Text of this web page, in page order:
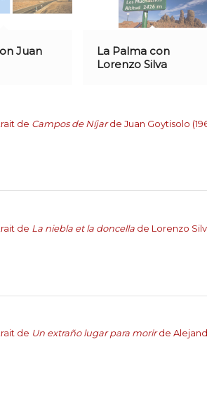
Juan
La Palma con
Lorenzo Silva
de Campos de Níjarde Juan Goytisolo
de La niebla et la doncella de Lorenzo
de Un extraño lugar para morirde